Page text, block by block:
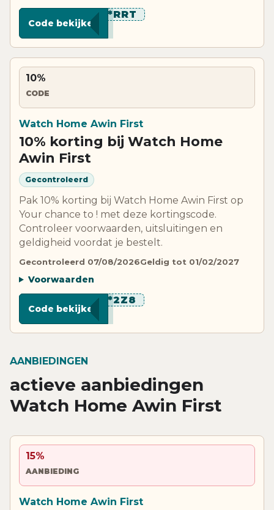
*********RRT
Code bekijken
10%
CODE
Watch Home Awin First
10% korting bij Watch Home
Awin First
Gecontroleerd
Pak 10% korting bij Watch Home Awin First op
Your chance to ! met deze kortingscode.
Controleer voorwaarden, uitsluitingen en
geldigheid voordat je bestelt.
Gecontroleerd 07/08/2026Geldig tot 01/02/2027
Voorwaarden
*********2Z8
Code bekijken
AANBIEDINGEN
actieve aanbiedingen
Watch Home Awin First
15%
AANBIEDING
Watch Home Awin First